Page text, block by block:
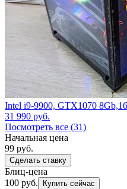
Intel i9-9900, GTX1070
31 990 руб.
Посмотреть все (31)
Начальная цена
99 руб.
Сделать ставку
Блиц-цена
100 руб.
Купить сейчас